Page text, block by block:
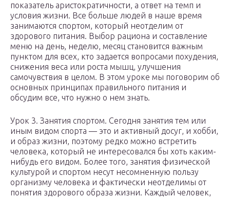
показатель аристократичности, а ответ на темп и
условия жизни. Все больше людей в наше время
занимаются спортом, который неотделим от
здорового питания. Выбор рациона и составление
меню на день, неделю, месяц становится важным
пунктом для всех, кто задается вопросами похудения,
снижения веса или роста мышц, улучшения
самочувствия в целом. В этом уроке мы поговорим об
основных принципах правильного питания и
обсудим все, что нужно о нем знать.
Урок 3. Занятия спортом. Сегодня занятия тем или
иным видом спорта — это и активный досуг, и хобби,
и образ жизни, поэтому редко можно встретить
человека, который не интересовался бы хоть каким-
нибудь его видом. Более того, занятия физической
культурой и спортом несут несомненную пользу
организму человека и фактически неотделимы от
понятия здорового образа жизни. Каждый человек,